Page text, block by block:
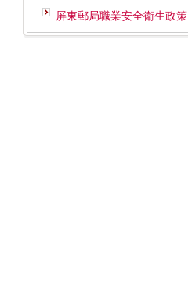
屏東郵局職業安全衛生政策